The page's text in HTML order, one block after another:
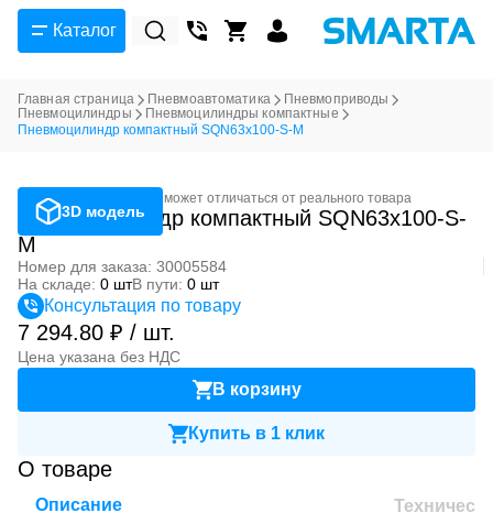
Каталог
Главная страница Пневмоавтоматика
Пневмоприводы
Пневмоцилиндры
Пневмоцилиндры компактные
Пневмоцилиндр компактный SQN63x100-S-M
3D модель
Фотография может отличаться от реального товара
Пневмоцилиндр компактный SQN63x100-S-
M
Номер для заказа: 30005584
На складе: 0 штВ пути: 0 шт
Консультация по товару
7 294.80 ₽ / шт.
Цена указана без НДС
В корзину
Купить в 1 клик
О товаре
Описание